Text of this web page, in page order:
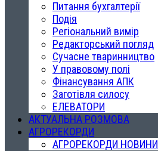
Питання бухгалтерії
Подія
Регіональний вимір
Редакторський погляд
Сучасне тваринництво
У правовому полі
Фінансування АПК
Заготівля силосу
ЕЛЕВАТОРИ
АКТУАЛЬНА РОЗМОВА
АГРОРЕКОРДИ
АГРОРЕКОРДИ НОВИНИ